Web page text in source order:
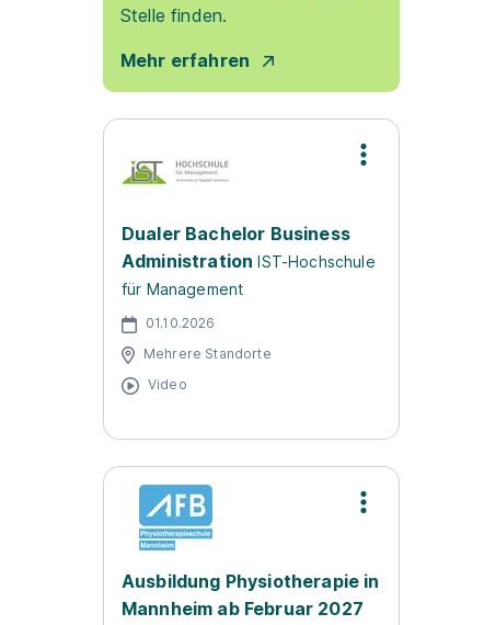
Stelle finden.
Mehr erfahren
Dualer Bachelor Business
Administration IST-Hochschule
für Management
01.10.2026
Mehrere Standorte
Video
Ausbildung Physiotherapie in
Mannheim ab Februar 2027